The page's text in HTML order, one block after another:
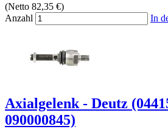
(Netto 82,35 €)
Anzahl
In
Axialgelenk - Deutz
090000845)